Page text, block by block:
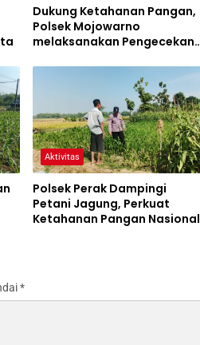
Dukung Ketahanan Pangan,
Polsek Mojowarno
melaksanakan Pengecekan
Aktivitas
Polsek Perak Dampingi
Petani Jagung, Perkuat
Ketahanan Pangan Nasional
*